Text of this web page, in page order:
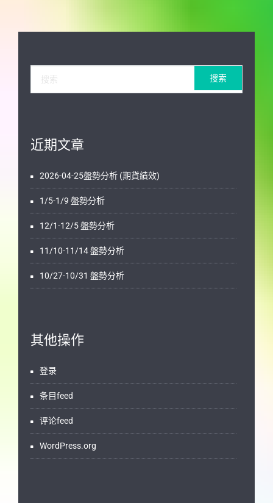
近期文章
2026-04-25盤勢分析 (期貨績效)
1/5-1/9 盤勢分析
12/1-12/5 盤勢分析
11/10-11/14 盤勢分析
10/27-10/31 盤勢分析
其他操作
登录
条目feed
评论feed
WordPress.org